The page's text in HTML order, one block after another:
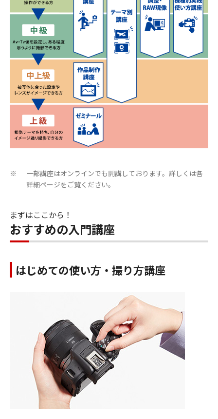
※
一部講座はオンラインでも開講しております。詳しくは各
詳細ページをご覧ください。
まずはここから！
おすすめの入門講座
はじめての使い方・撮り方講座